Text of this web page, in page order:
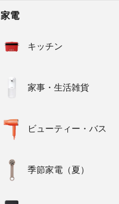
家電
キッチン
家事・生活雑貨
ビューティー・バス
季節家電（夏）